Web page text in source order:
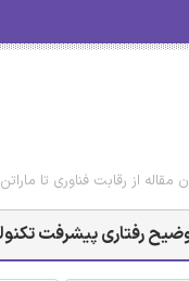
مقاله از رقابت فناوری تا
توضیح رفتاری پیشرفت